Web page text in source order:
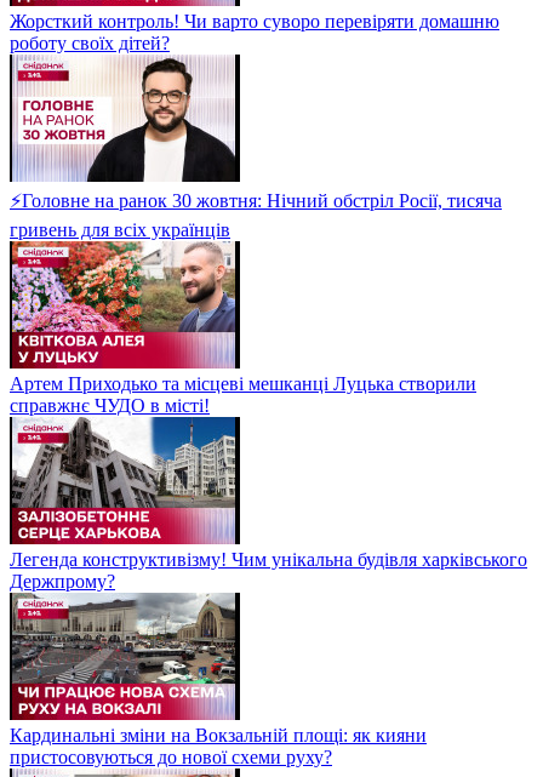
Жорсткий контроль! Чи варто суворо перевіряти домашню
роботу своїх дітей?
⚡Головне на ранок 30 жовтня: Нічний обстріл Росії, тисяча
гривень для всіх українців
Артем Приходько та місцеві мешканці Луцька створили
справжнє ЧУДО в місті!
Легенда конструктивізму! Чим унікальна будівля харківського
Держпрому?
Кардинальні зміни на Вокзальній площі: як кияни
пристосовуються до нової схеми руху?